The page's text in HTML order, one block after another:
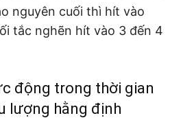
nguyên cuối thì hít vào
tắc nghẽn hít vào 3 đến 4
động trong thời gian
lượng hằng định